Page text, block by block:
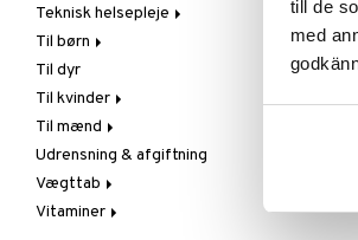
till de
med
Teknisk helsepleje
Luftfugtere
Lysterapi
Massage
Øvrigt
Smertelindring
Til børn
Fedtsyrer
Hudpleje
Vitamin & mineral
Til dyr
Til kvinder
Graviditet & amning
Klimakterium & PMS
Næringstilskud
Øvrige
Til mænd
Næringstilskud
Øvrige
Prostata
Udrensning & afgiftning
Vægttab
Æblecidereddike
Vitaminer